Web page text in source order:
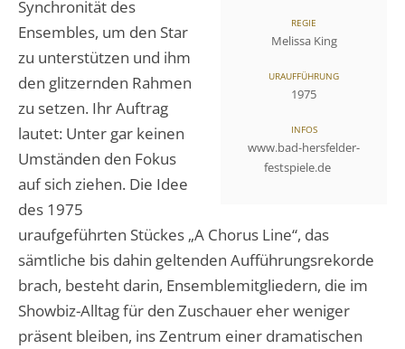
REGIE
Melissa King
URAUFFÜHRUNG
1975
INFOS
www.bad-hersfelder-
festspiele.de
Synchronität des
Ensembles, um den Star
zu unterstützen und ihm
den glitzernden Rahmen
zu setzen. Ihr Auftrag
lautet: Unter gar keinen
Umständen den Fokus
auf sich ziehen. Die Idee
des 1975
uraufgeführten Stückes „A Chorus Line“, das
sämtliche bis dahin geltenden Aufführungsrekorde
brach, besteht darin, Ensemblemitgliedern, die im
Showbiz-Alltag für den Zuschauer eher weniger
präsent bleiben, ins Zentrum einer dramatischen